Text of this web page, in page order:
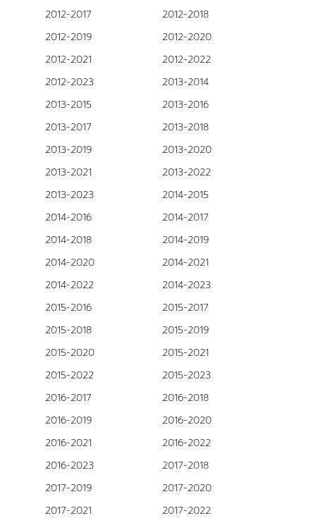
2012-2017
2012-2018
2012-2019
2012-2020
2012-2021
2012-2022
2012-2023
2013-2014
2013-2015
2013-2016
2013-2017
2013-2018
2013-2019
2013-2020
2013-2021
2013-2022
2013-2023
2014-2015
2014-2016
2014-2017
2014-2018
2014-2019
2014-2020
2014-2021
2014-2022
2014-2023
2015-2016
2015-2017
2015-2018
2015-2019
2015-2020
2015-2021
2015-2022
2015-2023
2016-2017
2016-2018
2016-2019
2016-2020
2016-2021
2016-2022
2016-2023
2017-2018
2017-2019
2017-2020
2017-2021
2017-2022